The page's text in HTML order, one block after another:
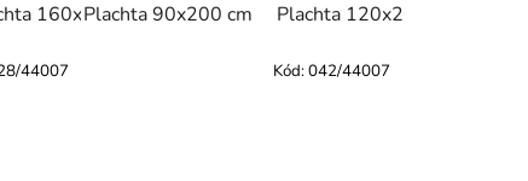
120x200 cm Plachta 140x200 cm Plachta 160x200
160x200 cm
Plachta 90x200 cm Plachta 120x200 cm
44007 Kód:042/44007